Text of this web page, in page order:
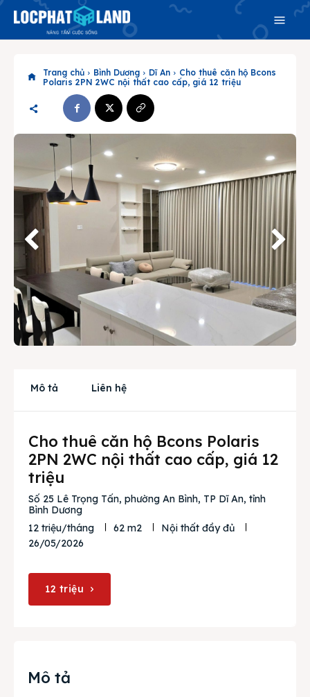
Search
Phiên bản cập nhật V3
& tìm kiếm nhanh chóng hơn
Trang chủ
Dự án
Mua bán
Cho thuê
Liên hệ
Search
Trang chủ Bình Dương Dĩ An
Cho thuê căn hộ Bcons
Polaris 2PN 2WC nội thất cao cấp, giá 12 triệu
Mô tả Liên hệ
Cho thuê căn hộ Bcons Polaris
2PN 2WC nội thất cao cấp, giá 12
triệu
Số 25 Lê Trọng Tấn, phường An Bình, TP Dĩ An, tỉnh
Bình Dương
12 triệu/tháng
62 m2
Nội thất đầy đủ
26/05/2026
12 triệu
Mô tả